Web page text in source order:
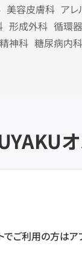
美容皮膚科 ア
形成外科 循環
精神科 糖尿病内科
でご利用の方は